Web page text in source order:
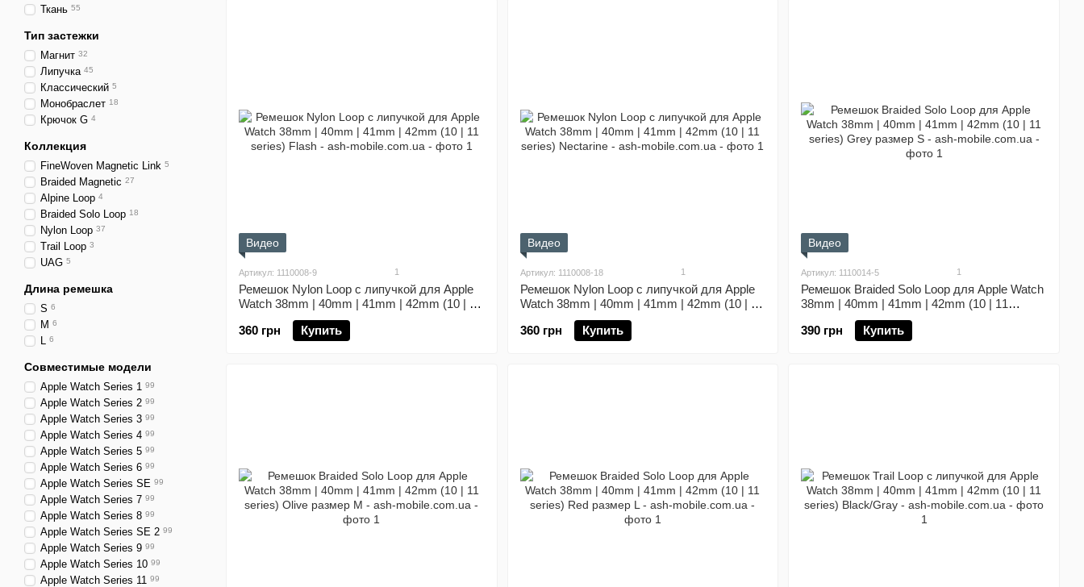
Видео
Артикул: 1110008-9 1
Ремешок Nylon Loop с липучкой для Apple
Watch 38mm | 40mm | 41mm | 42mm (10 | 11
series) Flash
360 грн
Купить
Видео
Артикул: 1110008-18 1
Ремешок Nylon Loop с липучкой для Apple
Watch 38mm | 40mm | 41mm | 42mm (10 | 11
series) Nectarine
360 грн
Купить
Видео
Артикул: 1110014-5 1
Ремешок Braided Solo Loop для Apple Watch
38mm | 40mm | 41mm | 42mm (10 | 11
series) Grey размер S
390 грн
Купить
Ткань 55
Тип застежки
Магнит 32
Липучка 45
Классический 5
Монобраслет 18
Крючок G 4
Коллекция
FineWoven Magnetic Link 5
Braided Magnetic 27
Alpine Loop 4
Braided Solo Loop 18
Nylon Loop 37
Trail Loop 3
UAG 5
Длина ремешка
S 6
M 6
L 6
Совместимые модели
Apple Watch Series 1 99
Apple Watch Series 2 99
Apple Watch Series 3 99
Apple Watch Series 4 99
Apple Watch Series 5 99
Apple Watch Series 6 99
Apple Watch Series SE 99
Apple Watch Series 7 99
Apple Watch Series 8 99
Apple Watch Series SE 2 99
Apple Watch Series 9 99
Apple Watch Series 10 99
Apple Watch Series 11 99